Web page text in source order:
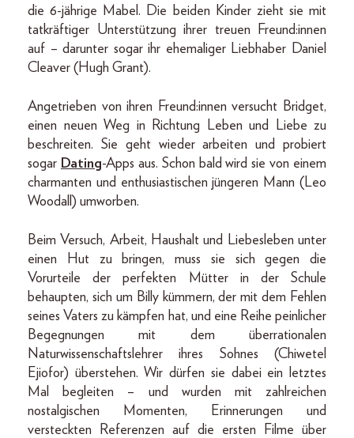
die 6-jährige Mabel. Die beiden Kinder zieht sie mit
tatkräftiger Unterstützung ihrer treuen Freund:innen
auf – darunter sogar ihr ehemaliger Liebhaber Daniel
Cleaver (Hugh Grant).
Angetrieben von ihren Freund:innen versucht Bridget,
einen neuen Weg in Richtung Leben und Liebe zu
beschreiten. Sie geht wieder arbeiten und probiert
sogar Dating-Apps aus. Schon bald wird sie von einem
charmanten und enthusiastischen jüngeren Mann (Leo
Woodall) umworben.
Beim Versuch, Arbeit, Haushalt und Liebesleben unter
einen Hut zu bringen, muss sie sich gegen die
Vorurteile der perfekten Mütter in der Schule
behaupten, sich um Billy kümmern, der mit dem Fehlen
seines Vaters zu kämpfen hat, und eine Reihe peinlicher
Begegnungen mit dem überrationalen
Naturwissenschaftslehrer ihres Sohnes (Chiwetel
Ejiofor) überstehen. Wir dürfen sie dabei ein letztes
Mal begleiten – und wurden mit zahlreichen
nostalgischen Momenten, Erinnerungen und
versteckten Referenzen auf die ersten Filme über